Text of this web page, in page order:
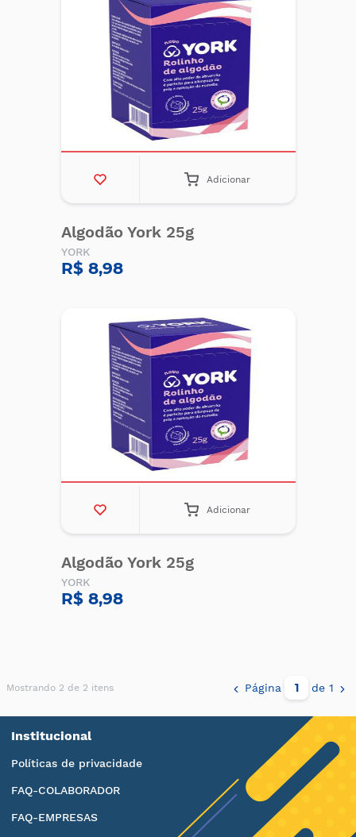
Adicionar
Algodão York 25g
YORK
R$ 8,98
Adicionar
Algodão York 25g
YORK
R$ 8,98
Mostrando 2 de 2 itens Página de 1
Institucional
Políticas de privacidade
FAQ-COLABORADOR
FAQ-EMPRESAS